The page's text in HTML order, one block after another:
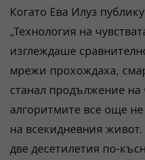
Когато Ева Илуз
„Технология на
изглеждаше
мрежи прохождаха,
станал продължение
алгоритмите все още
на всекидневния
две десетилетия по-